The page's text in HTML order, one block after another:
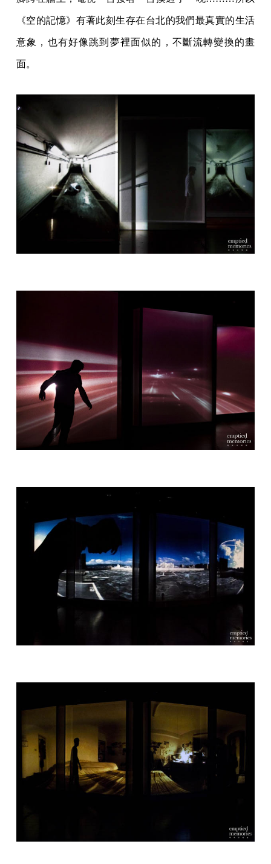
《空的記憶》有著此刻生存在台北的我們最真實的生活
意象，也有好像跳到夢裡面似的，不斷流轉變換的畫
面。